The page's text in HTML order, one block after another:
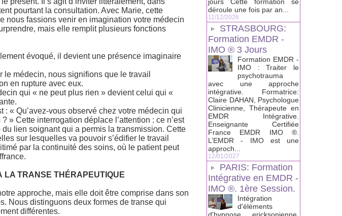
pourtant la consultation. Avec Marie, cette
nous fassions venir en imagination votre médecin
mais elle remplit plusieurs fonctions
évoqué, il devient une présence imaginaire
médecin, nous signifions que le travail
en rupture avec eux.
qui « ne peut plus rien » devient celui qui «
« Qu’avez-vous observé chez votre médecin qui
» Cette interrogation déplace l’attention : ce n’est
lien soignant qui a permis la transmission. Cette
sur lesquelles va pouvoir s’édifier le travail
par la continuité des soins, où le patient peut
LA TRANSE THÉRAPEUTIQUE
approche, mais elle doit être comprise dans son
Nous distinguons deux formes de transe qui
différentes.
déroule une fois par an...
11/12/2026
STRASBOURG:
Formation EMDR -
IMO ® 3 Jours
Formation EMDR -
IMO : Traiter le
psychotrauma
avec une approche
intégrative. Formatrice:
Claire DAHAN, Psychologue
Clinicienne, Thérapeute en
EMDR Intégrative.
Enseignante Certifiée
France EMDR IMO ®.
L’EMDR - IMO est une
approch...
12/01/2027
PARIS: Formation
Intégrative en EMDR -
IMO ®. 1ère Session.
Intégration
d'éléments